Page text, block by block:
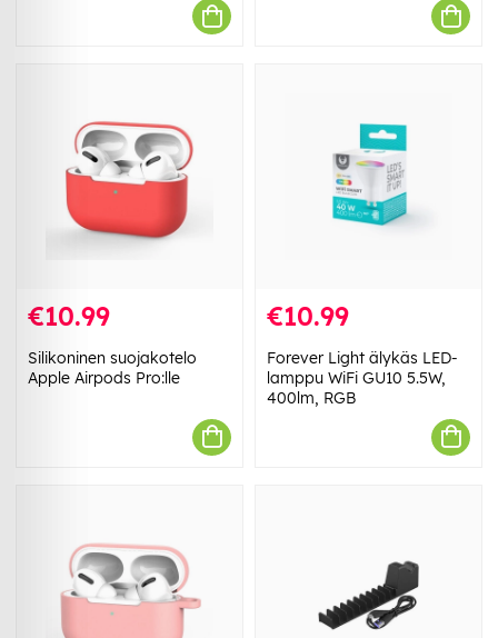
€10.99
Silikoninen suojakotelo
Apple Airpods Pro:lle
€10.99
Forever Light älykäs LED-
lamppu WiFi GU10 5.5W,
400lm, RGB